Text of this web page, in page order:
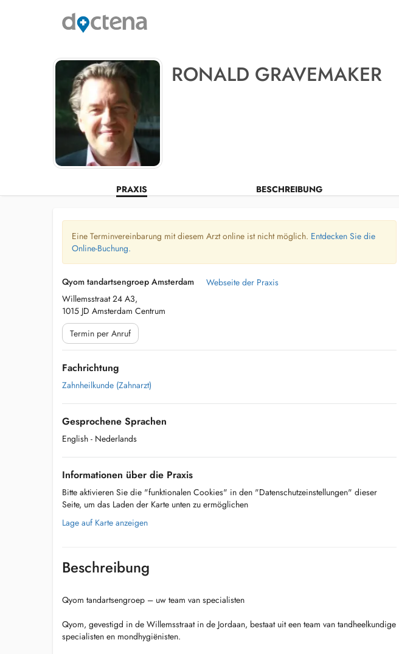
RONALD GRAVEMAKER
PRAXIS BESCHREIBUNG
Eine Terminvereinbarung mit diesem Arzt online ist nicht möglich. Entdecken Sie die
Online-Buchung.
Qyom tandartsengroep Amsterdam
Willemsstraat 24 A3,
1015 JD Amsterdam Centrum
Webseite der Praxis
Termin per Anruf
Fachrichtung
Zahnheilkunde (Zahnarzt)
Gesprochene Sprachen
English - Nederlands
Informationen über die Praxis
Bitte aktivieren Sie die "funktionalen Cookies" in den "Datenschutzeinstellungen" dieser
Seite, um das Laden der Karte unten zu ermöglichen
Lage auf Karte anzeigen
Beschreibung
Qyom tandartsengroep – uw team van specialisten
Qyom, gevestigd in de Willemsstraat in de Jordaan, bestaat uit een team van tandheelkundige
specialisten en mondhygiënisten.